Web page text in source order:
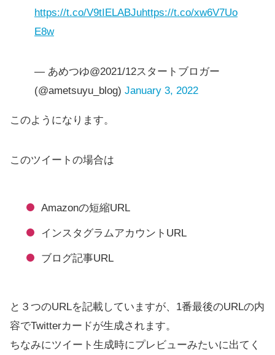
https://t.co/V9tIELABJuhttps://t.co/xw6V7Uo
E8w
— あめつゆ@2021/12スタートブロガー
(@ametsuyu_blog) January 3, 2022
このようになります。
このツイートの場合は
Amazonの短縮URL
インスタグラムアカウントURL
ブログ記事URL
と３つのURLを記載していますが、1番最後のURLの内
容でTwitterカードが生成されます。
ちなみにツイート生成時にプレビューみたいに出てく